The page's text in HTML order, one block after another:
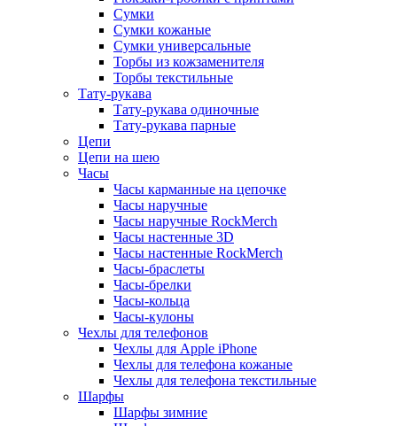
Сумки
Сумки кожаные
Сумки универсальные
Торбы из кожзаменителя
Торбы текстильные
Тату-рукава
Тату-рукава одиночные
Тату-рукава парные
Цепи
Цепи на шею
Часы
Часы карманные на цепочке
Часы наручные
Часы наручные RockMerch
Часы настенные 3D
Часы настенные RockMerch
Часы-браслеты
Часы-брелки
Часы-кольца
Часы-кулоны
Чехлы для телефонов
Чехлы для Apple iPhone
Чехлы для телефона кожаные
Чехлы для телефона текстильные
Шарфы
Шарфы зимние